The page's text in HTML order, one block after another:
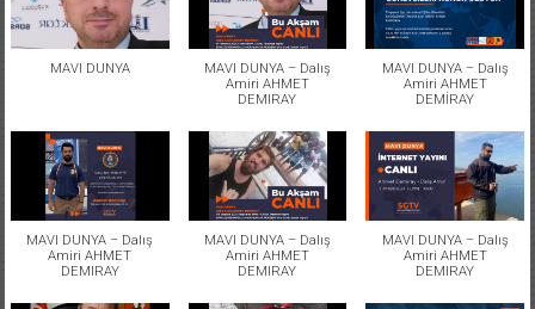
MAVI DUNYA
MAVI DUNYA – Dalış
Amiri AHMET
DEMIRAY
MAVI DUNYA – Dalış
Amiri AHMET
DEMİRAY
MAVI DUNYA – Dalış
Amiri AHMET
DEMIRAY
MAVI DUNYA – Dalış
Amiri AHMET
DEMIRAY
MAVI DUNYA – Dalış
Amiri AHMET
DEMIRAY